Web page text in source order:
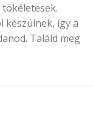
így a
Találd meg